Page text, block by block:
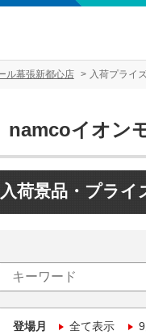
ル幕張新都心店 入荷プライ
namcoイオン
入荷景品・プライ
登場月 全て表示